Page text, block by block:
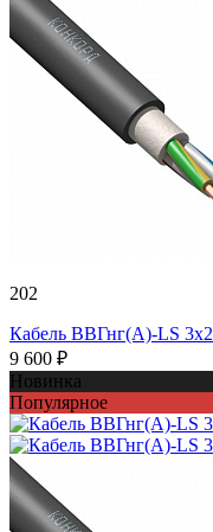
202
Кабель ВВГнг(А)-LS
9 600 ₽
Новинка
Популярное